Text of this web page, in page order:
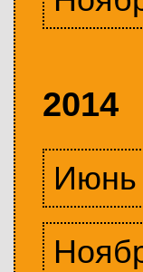
2014
Июнь